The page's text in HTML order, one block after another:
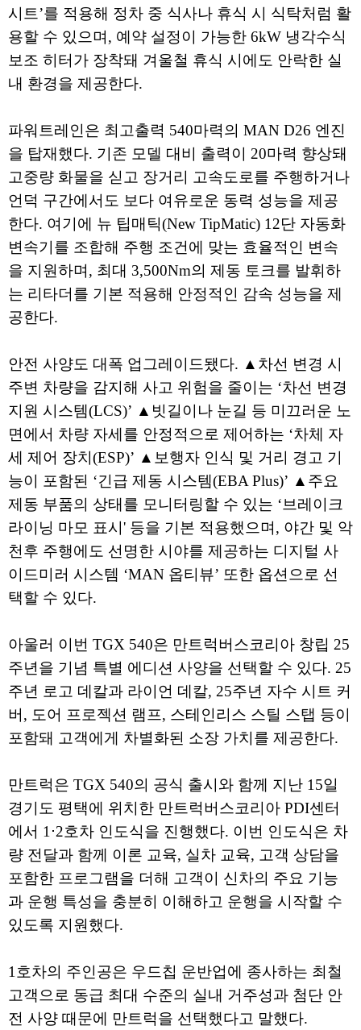
시트’를 적용해 정차 중 식사나 휴식 시 식탁처럼 활
용할 수 있으며, 예약 설정이 가능한 6kW 냉각수식
보조 히터가 장착돼 겨울철 휴식 시에도 안락한 실
내 환경을 제공한다.
파워트레인은 최고출력 540마력의 MAN D26 엔진
을 탑재했다. 기존 모델 대비 출력이 20마력 향상돼
고중량 화물을 싣고 장거리 고속도로를 주행하거나
언덕 구간에서도 보다 여유로운 동력 성능을 제공
한다. 여기에 뉴 팁매틱(New TipMatic) 12단 자동화
변속기를 조합해 주행 조건에 맞는 효율적인 변속
을 지원하며, 최대 3,500Nm의 제동 토크를 발휘하
는 리타더를 기본 적용해 안정적인 감속 성능을 제
공한다.
안전 사양도 대폭 업그레이드됐다. ▲차선 변경 시
주변 차량을 감지해 사고 위험을 줄이는 ‘차선 변경
지원 시스템(LCS)’ ▲빗길이나 눈길 등 미끄러운 노
면에서 차량 자세를 안정적으로 제어하는 ‘차체 자
세 제어 장치(ESP)’ ▲보행자 인식 및 거리 경고 기
능이 포함된 ‘긴급 제동 시스템(EBA Plus)’ ▲주요
제동 부품의 상태를 모니터링할 수 있는 ‘브레이크
라이닝 마모 표시' 등을 기본 적용했으며, 야간 및 악
천후 주행에도 선명한 시야를 제공하는 디지털 사
이드미러 시스템 ‘MAN 옵티뷰’ 또한 옵션으로 선
택할 수 있다.
아울러 이번 TGX 540은 만트럭버스코리아 창립 25
주년을 기념 특별 에디션 사양을 선택할 수 있다. 25
주년 로고 데칼과 라이언 데칼, 25주년 자수 시트 커
버, 도어 프로젝션 램프, 스테인리스 스틸 스탭 등이
포함돼 고객에게 차별화된 소장 가치를 제공한다.
만트럭은 TGX 540의 공식 출시와 함께 지난 15일
경기도 평택에 위치한 만트럭버스코리아 PDI센터
에서 1⋅2호차 인도식을 진행했다. 이번 인도식은 차
량 전달과 함께 이론 교육, 실차 교육, 고객 상담을
포함한 프로그램을 더해 고객이 신차의 주요 기능
과 운행 특성을 충분히 이해하고 운행을 시작할 수
있도록 지원했다.
1호차의 주인공은 우드칩 운반업에 종사하는 최철
고객으로 동급 최대 수준의 실내 거주성과 첨단 안
전 사양 때문에 만트럭을 선택했다고 말했다.